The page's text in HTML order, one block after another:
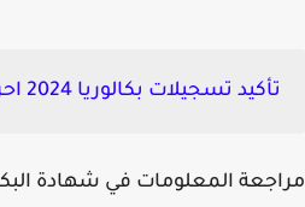
تأكيد تسجيلات بكالوريا 2024 احرار
المعلومات في شهادة